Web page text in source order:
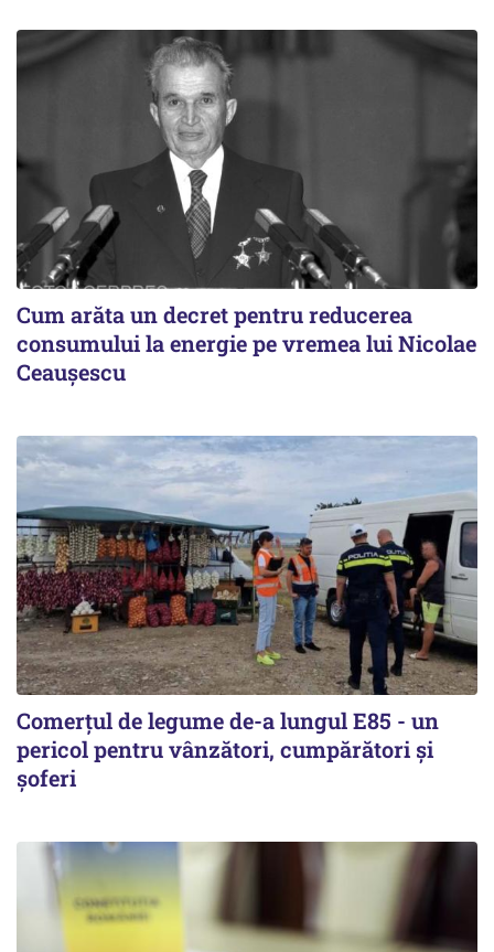
Cum arăta un decret pentru reducerea
consumului la energie pe vremea lui Nicolae
Ceaușescu
Comerțul de legume de-a lungul E85 - un
pericol pentru vânzători, cumpărători și
șoferi